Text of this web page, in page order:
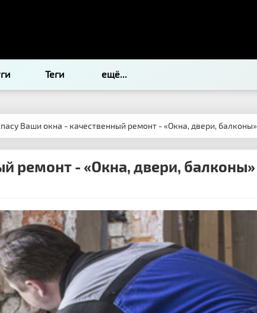
Теги ещё...
Ваши окна - качественный ремонт - «Окна, двери, балконы»
ремонт - «Окна, двери, балконы»